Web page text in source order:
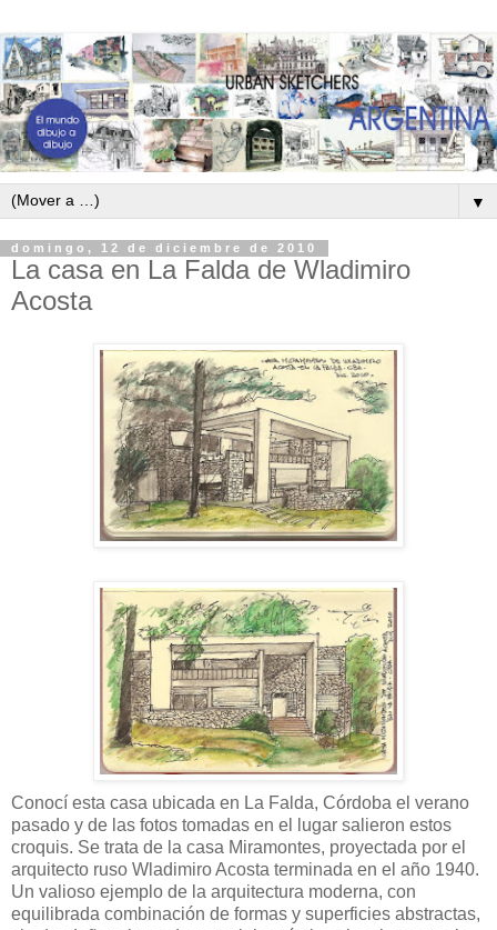
▼
domingo, 12 de diciembre de 2010
La casa en La Falda de Wladimiro
Acosta
Conocí esta casa ubicada en La Falda, Córdoba el verano
pasado y de las fotos tomadas en el lugar salieron estos
croquis. Se trata de la casa Miramontes, proyectada por el
arquitecto ruso Wladimiro Acosta terminada en el año 1940.
Un valioso ejemplo de la arquitectura moderna, con
equilibrada combinación de formas y superficies abstractas,